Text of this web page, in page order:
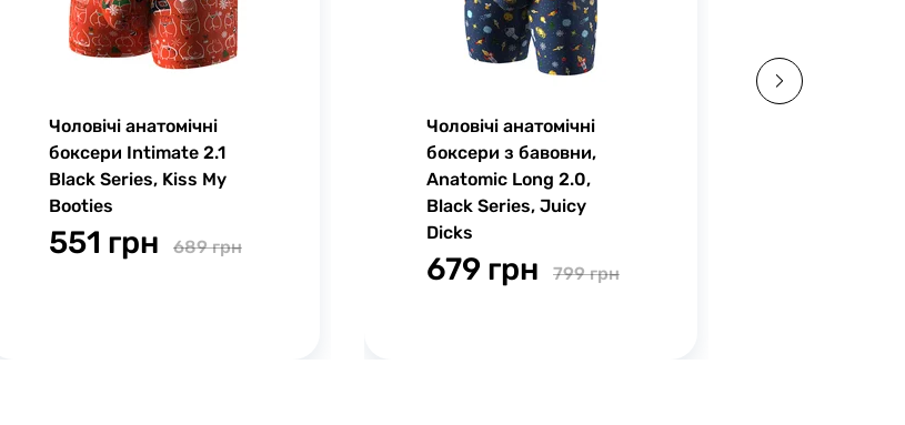
Чоловічі анатомічні
боксери Intimate 2.1
Black Series, Kiss My
Booties
551 грн 689 грн
Чоловічі анатомічні
боксери з бавовни,
Anatomic Long 2.0,
Black Series, Juicy
Dicks
679 грн 799 грн